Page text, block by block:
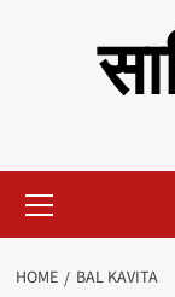
Menu
HOME BAL KAVITA